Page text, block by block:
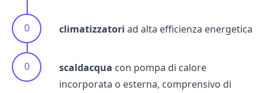
climatizzatori ad alta efficienza energetica
scaldacqua con pompa di calore
incorporata o esterna, comprensivo di